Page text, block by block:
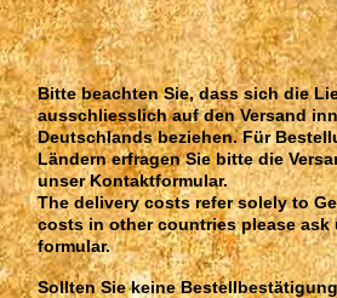
Bitte beachten Sie, dass sich die
ausschliesslich auf den Versand
Deutschlands beziehen. Für
Ländern erfragen Sie bitte die
unser Kontaktformular.
The delivery costs refer solely to
costs in other countries please
formular.
Sollten Sie keine